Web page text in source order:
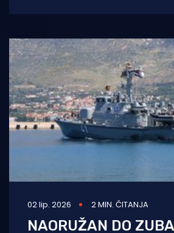
Domovini
02 lip. 2026 2 MIN. ČITANJA
NAORUŽAN DO